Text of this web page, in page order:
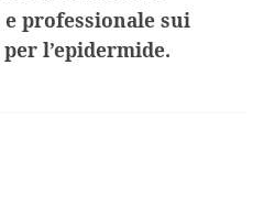
professionale sui
l’epidermide.